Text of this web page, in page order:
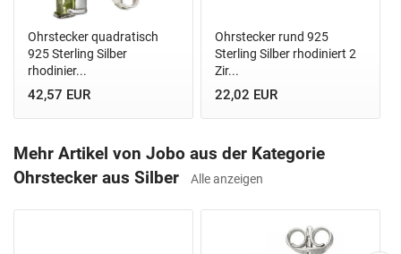
Ohrstecker quadratisch
925 Sterling Silber
rhodinier...
42,57 EUR
Ohrstecker rund 925
Sterling Silber rhodiniert 2
Zir...
22,02 EUR
Mehr Artikel von Jobo aus der Kategorie
Ohrstecker aus Silber
Alle anzeigen